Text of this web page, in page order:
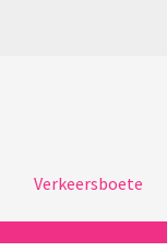
Verkeersboete